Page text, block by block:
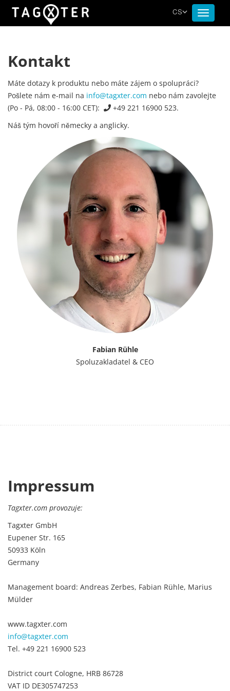
Toggle
CS
Kontakt
Máte dotazy k produktu nebo máte zájem o spolupráci?
Pošlete nám e-mail na info@tagxter.com nebo nám zavolejte
(Po - Pá, 08:00 - 16:00 CET):
+49 221 16900 523.
Náš tým hovoří německy a anglicky.
Fabian Rühle
Spoluzakladatel & CEO
Impressum
Tagxter.com provozuje:
Tagxter GmbH
Eupener Str. 165
50933 Köln
Germany
Management board: Andreas Zerbes, Fabian Rühle, Marius
Mülder
www.tagxter.com
info@tagxter.com
Tel. +49 221 16900 523
District court Cologne, HRB 86728
VAT ID DE305747253